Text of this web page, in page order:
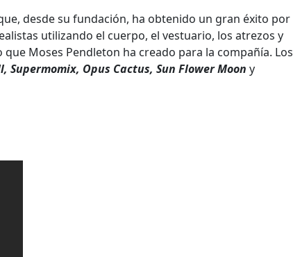
desde su fundación, ha obtenido un gran éxito por
utilizando el cuerpo, el vestuario, los atrezos y
Moses Pendleton ha creado para la compañía. Los
Supermomix, Opus Cactus, Sun Flower Moon y